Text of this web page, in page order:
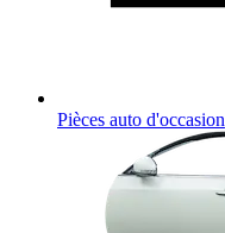
Pièces auto d'occasion